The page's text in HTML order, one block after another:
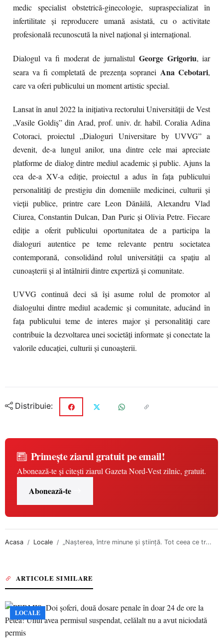
medic specialist obstetrică-ginecologie, supraspecializat în
infertilitate și reproducere umană asistată, cu o activitate
profesională recunoscută la nivel național și internațional.
Dialogul va fi moderat de jurnalistul George Grigoriu, iar
seara va fi completată de prezența sopranei Ana Cebotari,
care va oferi publicului un moment artistic special.
Lansat în anul 2022 la inițiativa rectorului Universității de Vest
„Vasile Goldiș” din Arad, prof. univ. dr. habil. Coralia Adina
Cotoraci, proiectul „Dialoguri Universitare by UVVG” a
devenit, de-a lungul anilor, una dintre cele mai apreciate
platforme de dialog dintre mediul academic și public. Ajuns la
cea de-a XV-a ediție, proiectul a adus în fața publicului
personalități de prestigiu din domeniile medicinei, culturii și
vieții publice, printre care Leon Dănăilă, Alexandru Vlad
Ciurea, Constantin Dulcan, Dan Puric și Olivia Petre. Fiecare
ediție a oferit publicului oportunitatea de a participa la
dialoguri autentice pe teme relevante pentru societatea
contemporană, consolidând rolul universității ca spațiu al
cunoașterii și al întâlnirii dintre expertiză și comunitate.
UVVG continuă deci să își asume rolul de promotor al
dialogului dintre mediul academic și comunitate, aducând în
fața publicului teme de interes major și personalități care
contribuie la dezvoltarea unei societăți informate și conectate la
valorile educației, culturii și cunoașterii.
Distribuie:
Primește ziarul gratuit pe email!
Abonează-te și citești ziarul Gazeta Nord-Vest zilnic, gratuit.
Abonează-te
Acasa Locale „Nașterea, între minune și știință. Tot ceea ce tr...
ARTICOLE SIMILARE
LOCALE